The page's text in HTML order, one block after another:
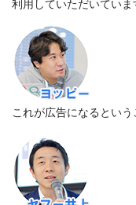
利用していただいていま
これが広告になるという